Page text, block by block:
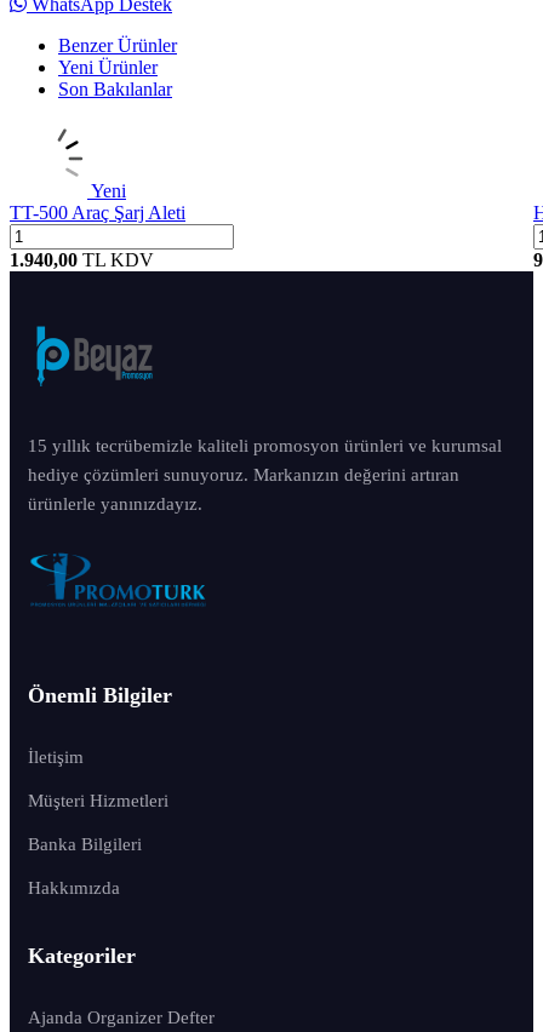
Benzer Ürünler
Yeni Ürünler
Son Bakılanlar
Yeni
TT-500 Araç Şarj Aleti
1.940,00 TL KDV
15 yıllık tecrübemizle kaliteli promosyon ürünleri ve kurumsal
hediye çözümleri sunuyoruz. Markanızın değerini artıran
ürünlerle yanınızdayız.
Önemli Bilgiler
İletişim
Müşteri Hizmetleri
Banka Bilgileri
Hakkımızda
Kategoriler
Ajanda Organizer Defter